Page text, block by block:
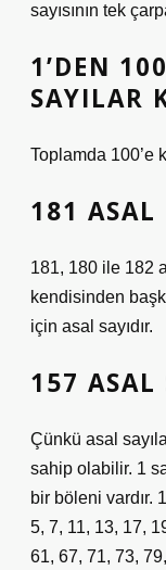
sayısının tek
1’DEN
SAYILAR
Toplamda 100’e
181 ASAL
181, 180 ile 182
kendisinden
için asal sayıdır.
157 ASAL
Çünkü asal
sahip olabilir. 1
bir böleni vardır.
5, 7, 11, 13, 17,
61, 67, 71, 73,